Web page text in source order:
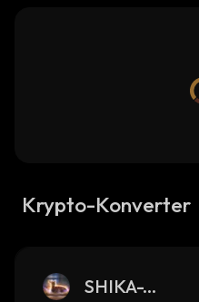
Krypto-Konverter
SHIKA-YAN